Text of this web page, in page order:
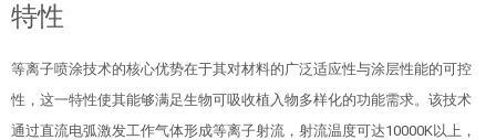
特性
等离子喷涂技术的核心优势在于其对材料的广泛适应性与涂层性能的可控
性，这一特性使其能够满足生物可吸收植入物多样化的功能需求。该技术
通过直流电弧激发工作气体形成等离子射流，射流温度可达10000K以上，